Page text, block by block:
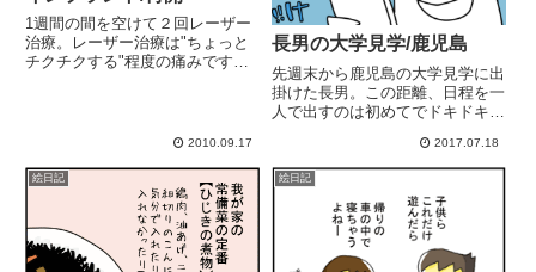
1週間の間を空けて２回レーザー
治療。レーザー治療は"ちょっと
チクチクする"程度の痛みです。
ィな先生なんですが、何している
2010.09.17
長男の大学見学/鹿児島
先週末から鹿児島の大学見学に出
掛けた長男。この距離、日程を一
人で出すのは初めてでドキドキ
2泊はフェリー泊。大阪～鹿児島
男の子だから...まぁ大丈夫だろ
う。と、思いつつも『海に突き落
とされたらどうしよう..』...
2017.07.18
絵日記 絵日記